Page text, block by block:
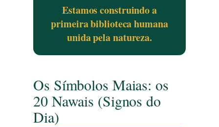
Estamos construindo a
primeira biblioteca humana
unida pela natureza.
Os Símbolos Maias: os
20 Nawais (Signos do
Dia)